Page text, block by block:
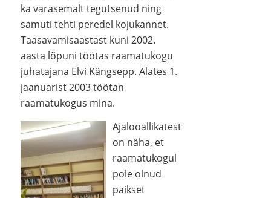
ka varasemalt tegutsenud ning
samuti tehti peredel kojukannet.
Taasavamisaastast kuni 2002.
aasta lõpuni töötas raamatukogu
juhatajana Elvi Kängsepp. Alates 1.
jaanuarist 2003 töötan
raamatukogus mina.
Ajalooallikatest
on näha, et
raamatukogul
pole olnud
paikset